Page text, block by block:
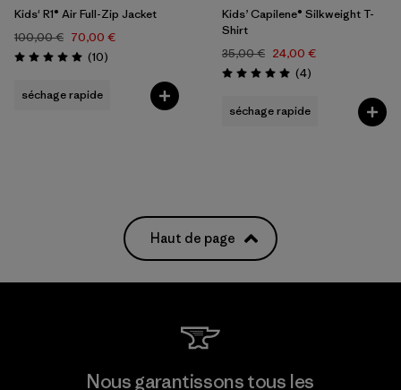
Kids' R1® Air Full-Zip Jacket
100,00 € 70,00 €
Évaluation: 5.0 / 5
(10Avis
)
séchage rapide
Kids’ Capilene® Silkweight T-
Shirt
35,00 € 24,00 €
Évaluation: 5.0 / 5
(4Avis
)
séchage rapide
Haut de page
Nous garantissons tous les